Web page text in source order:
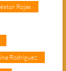
Rojas
Rodríguez